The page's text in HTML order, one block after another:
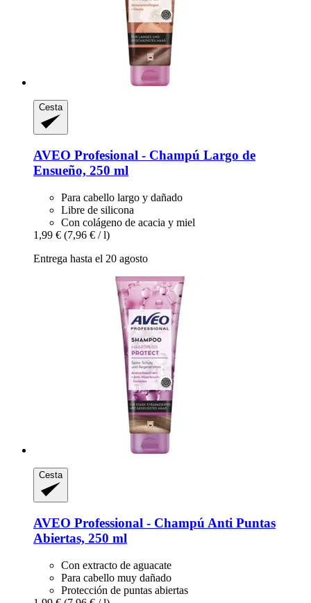
Cesta
AVEO Profesional -​ Champú Largo de
Ensueño, 250 ml
Para cabello largo y dañado
Libre de silicona
Con colágeno de acacia y miel
1,99 € (7,96 € / l)
Entrega hasta el 20 agosto
Cesta
AVEO Professional -​ Champú Anti Puntas
Abiertas, 250 ml
Con extracto de aguacate
Para cabello muy dañado
Protección de puntas abiertas